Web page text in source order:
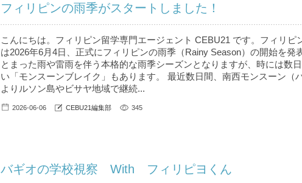
フィリピンの雨季がスタートしました！
こんにちは。フィリピン留学専門エージェント CEBU21 です。フィリピ
は2026年6月4日、正式にフィリピンの雨季（Rainy Season）の開始を発
とまった雨や雷雨を伴う本格的な雨季シーズンとなりますが、時には数
い「モンスーンブレイク」もあります。 最近数日間、南西モンスーン（
よりルソン島やビサヤ地域で継続...
2026-06-06 CEBU21編集部 345
バギオの学校視察 With フィリピヨくん